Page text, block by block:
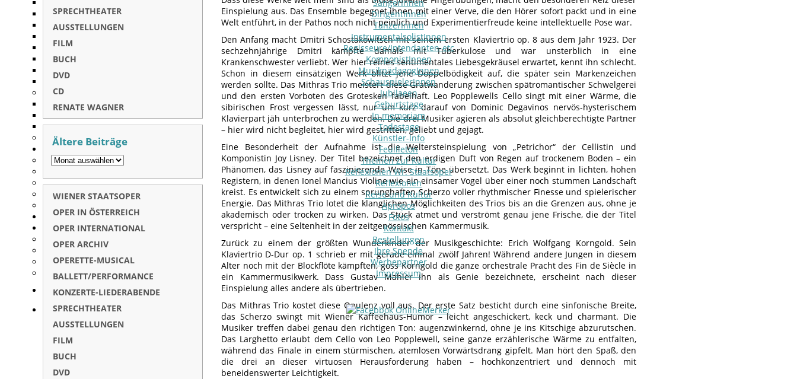
SängerInnen
DirigentInnen
TänzerInnen
InstrumentalsolistInnen
Regisseure/Intendanten-etc
KomponistInnen
MusikpädagogInnen
SchauspielerInnen
Jubilaeen
Geburtstage
In memoriam
Todestage
Künstler-Info
Feuilleton
Themen zur Kultur
Reflexionen Wr. Staatsoper
Reflexionen
Reise und Kultur
Apropos
Fotos
Kontakt
Bestellungen
Ihre Spende
Werbepartner
Impressum
Einspielung aus. Das Ensemble begegnet ihnen mit einer Verve, die den Hörer sofort packt und in eine
Welt entführt, in der Pathos noch nicht peinlich und Experimentierfreude keine intellektuelle Pose war.
Den Anfang macht Dmitri Schostakowitsch mit seinem ersten Klaviertrio op. 8 aus dem Jahr 1923. Der
sechzehnjährige Dmitri kämpfte damals mit Tuberkulose und war unsterblich in eine
Krankenschwester verliebt. Wer hier reines sentimentales Liebesgekräusel erwartet, kennt ihn schlecht.
Schon in diesem einsätzigen Werk blitzt jene Doppelbödigkeit auf, die später sein Markenzeichen
werden sollte. Das Mithras Trio meistert diese Gratwanderung zwischen spätromantischer Schwelgerei
und den ersten Vorboten des Grotesken fabelhaft. Leo Popplewells Cello singt mit einer Wärme, die
sibirischen Frost vergessen lässt, nur um kurz darauf von Dominic Degavinos nervös-hysterischem
Klavierpart jäh unterbrochen zu werden. Die drei Musiker agieren als absolut gleichberechtigte Partner
– hier wird nicht begleitet, hier wird gestritten, geliebt und gejagt.
Eine Besonderheit der Aufnahme ist die Weltersteinspielung von „Petrichor“ der Cellistin und
Komponistin Joy Lisney. Der Titel bezeichnet den erdigen Duft von Regen auf trockenem Boden – ein
Phänomen, das Lisney auf faszinierende Weise in Töne übersetzt. Das Werk beginnt in lichten, hohen
Registern, in denen Ionel Mancius Violine wie ein einsamer Vogel über einer noch stummen Landschaft
kreist. Es entwickelt sich zu einem sprunghaften Scherzo voller rhythmischer Finesse und spielerischer
Energie. Das Mithras Trio lotet die klanglichen Möglichkeiten des Trios bis an die Grenzen aus, ohne je
akademisch oder trocken zu wirken. Das Stück atmet und verströmt genau jene Frische, die der Titel
verspricht – eine Seltenheit in der zeitgenössischen Kammermusik.
Zurück zu einem der größten Wunderkinder der Musikgeschichte: Erich Wolfgang Korngold. Sein
Klaviertrio D-Dur op. 1 schrieb er mit gerade einmal zwölf Jahren! Während andere Jungen in diesem
Alter noch mit der Blockflöte kämpften, goss Korngold die ganze orchestrale Pracht des Fin de Siècle in
ein Kammermusikwerk. Dass Gustav Mahler ihn als Genie bezeichnete, erscheint nach dieser
Einspielung alles andere als übertrieben.
Das Mithras Trio kostet diese Opulenz voll aus. Der erste Satz besticht durch eine sinfonische Breite,
das Scherzo swingt mit Wiener Kaffeehaus-Humor – leicht angeschickert, keck und charmant. Die
Musiker treffen dabei genau den richtigen Ton: augenzwinkernd, ohne je ins Kitschige abzurutschen.
Das Larghetto erlaubt dem Cello von Leo Popplewell, seine ganze erzählerische Wärme zu entfalten,
während das Finale in einem stürmischen, atemlosen Vorwärtsdrang gipfelt. Man hört den Spaß, den
die drei an dieser virtuosen Herausforderung haben – hochkonzentriert und dennoch mit
beneidenswerter Leichtigkeit.
SPRECHTHEATER
AUSSTELLUNGEN
FILM
BUCH
DVD
CD
RENATE WAGNER
Ältere Beiträge
WIENER STAATSOPER
OPER IN ÖSTERREICH
OPER INTERNATIONAL
OPER ARCHIV
OPERETTE-MUSICAL
BALLETT/PERFORMANCE
KONZERTE-LIEDERABENDE
SPRECHTHEATER
AUSSTELLUNGEN
FILM
BUCH
DVD